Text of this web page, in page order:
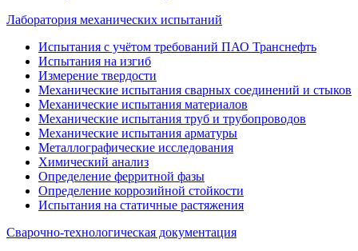
Лаборатория механических испытаний
Испытания с учётом требований ПАО Транснефть
Испытания на изгиб
Измерение твердости
Механические испытания сварных соединений и стыков
Механические испытания материалов
Механические испытания труб и трубопроводов
Механические испытания арматуры
Металлографические исследования
Химический анализ
Определение ферритной фазы
Определение коррозийной стойкости
Испытания на статичные растяжения
Сварочно-технологическая документация